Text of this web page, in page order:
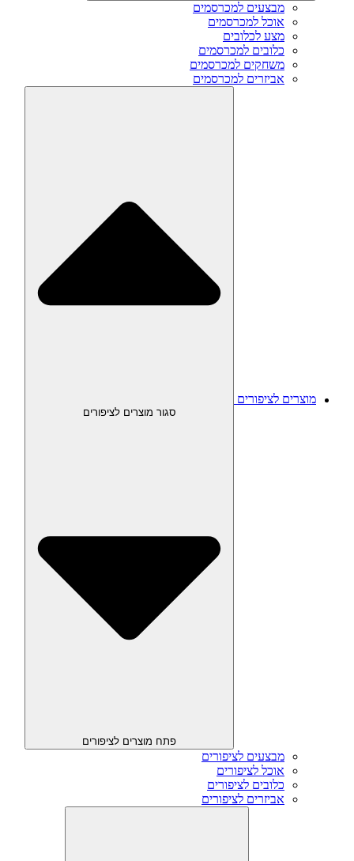
מבצעים למכרסמים
אוכל למכרסמים
מצע לכלובים
כלובים למכרסמים
משחקים למכרסמים
אביזרים למכרסמים
מוצרים לציפורים
סגור מוצרים לציפורים
פתח מוצרים לציפורים
מבצעים לציפורים
אוכל לציפורים
כלובים לציפורים
אביזרים לציפורים